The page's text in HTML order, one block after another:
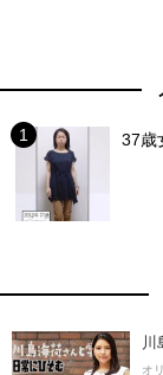
37歳
川
オ